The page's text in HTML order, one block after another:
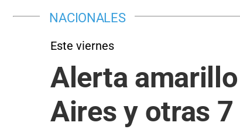
NACIONALES
Este viernes
Alerta
Aires y otras